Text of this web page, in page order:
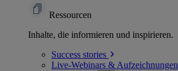
Ressourcen
Inhalte, die informieren und inspirieren.
Success stories
Live-Webinars & Aufzeichnungen